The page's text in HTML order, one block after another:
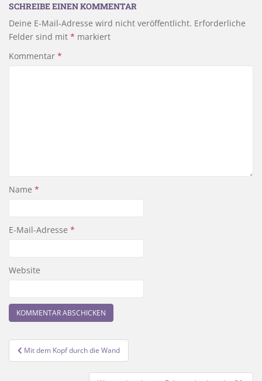
SCHREIBE EINEN KOMMENTAR
Deine E-Mail-Adresse wird nicht veröffentlicht. Erforderliche
Felder sind mit * markiert
Kommentar *
Name *
E-Mail-Adresse *
Website
Beitragsnavigation
Mit dem Kopf durch die Wand